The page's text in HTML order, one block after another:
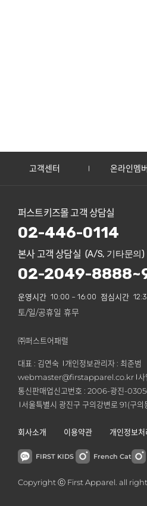
고객센터 온라인멤
퍼스트키즈몰 고객 상담실
02-446-0114
본사 고객 상담실 (A/S, 기타문의)
02-2049-
운영시간 10:00 ~ 16:00 점심시간
토/일/공휴일 휴무
㈜퍼스트어패럴
대표 : 김연숙
개인정보관리자 : 최준범
webmaster@firstapparel.co.kr 사
통신판매업신고번호 : 2006-광진-
서울특별시 광진구 구의강변로 91(구의
회사소개 이용약관 개인정보처
FIRST KIDS French Cat
Copyright ⓒ First Apparel. all